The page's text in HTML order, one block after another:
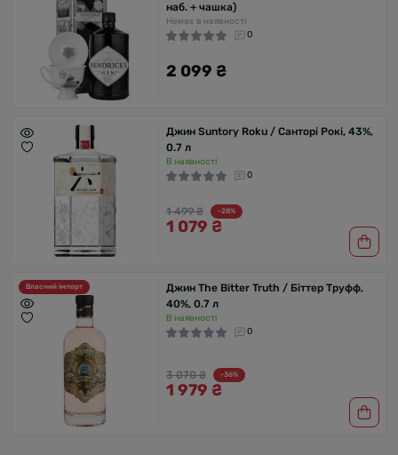
наб. + чашка)
Немає в наявності
0
2 099 ₴
Джин Suntory Roku / Санторі Рокі, 43%,
0.7 л
В наявності
0
1 499 ₴ -28%
1 079 ₴
Власний імпорт
Джин The Bitter Truth / Біттер Труфф,
40%, 0.7 л
В наявності
0
3 070 ₴ -36%
1 979 ₴